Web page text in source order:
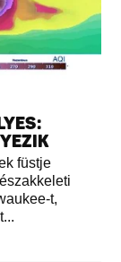
füstje
t,